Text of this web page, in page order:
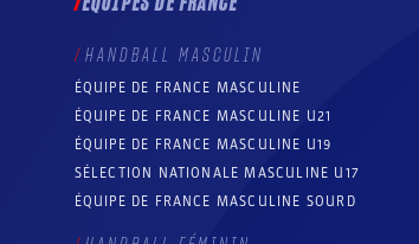
HANDBALL MASCULIN
ÉQUIPE DE FRANCE MASCULINE
ÉQUIPE DE FRANCE MASCULINE U21
ÉQUIPE DE FRANCE MASCULINE U19
SÉLECTION NATIONALE MASCULINE U17
ÉQUIPE DE FRANCE MASCULINE SOURD